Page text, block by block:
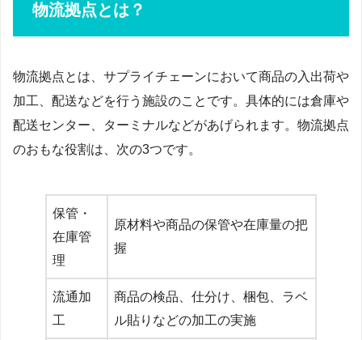
物流拠点とは？
物流拠点とは、サプライチェーンにおいて商品の入出荷や
加工、配送などを行う施設のことです。具体的には倉庫や
配送センター、ターミナルなどがあげられます。物流拠点
のおもな役割は、次の3つです。
保管・
在庫管
理
原材料や商品の保管や在庫量の把
握
流通加
工
商品の検品、仕分け、梱包、ラベ
ル貼りなどの加工の実施